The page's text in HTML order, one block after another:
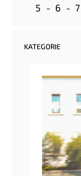
5 6 7
KATEGORIE